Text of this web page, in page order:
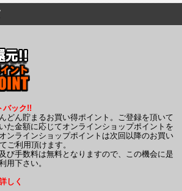
バック!!
どん貯まるお買い得ポイント。ご登録を頂いて
た金額に応じてオンラインショップポイントを
ンラインショップポイントは次回以降のお買い
ご利用頂けます。
び手数料は無料となりますので、この機会に是
用下さい。
しく